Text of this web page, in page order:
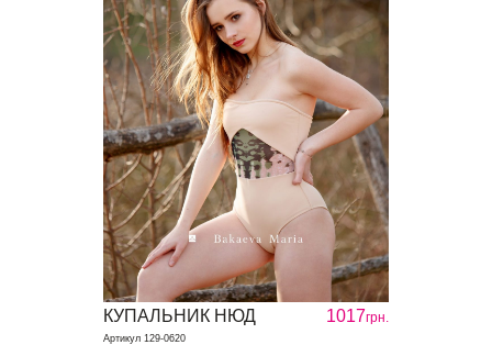
1017грн.
КУПАЛЬНИК НЮД
Артикул 129-0620